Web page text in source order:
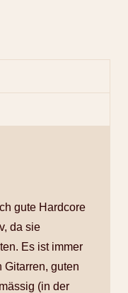
gute Hardcore
da sie
Es ist immer
Gitarren, guten
(in der